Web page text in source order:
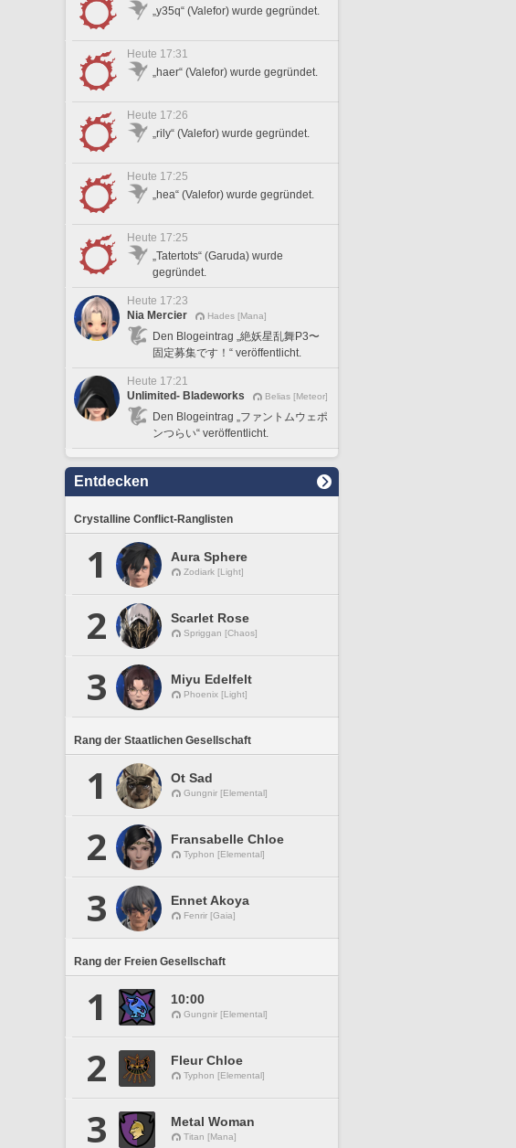
„y35q“ (Valefor) wurde gegründet.
Heute 17:31
„haer“ (Valefor) wurde gegründet.
Heute 17:26
„rily“ (Valefor) wurde gegründet.
Heute 17:25
„hea“ (Valefor) wurde gegründet.
Heute 17:25
„Tatertots“ (Garuda) wurde
gegründet.
Heute 17:23
Nia Mercier
Hades [Mana]
Den Blogeintrag „絶妖星乱舞P3〜
固定募集です！“ veröffentlicht.
Heute 17:21
Unlimited- Bladeworks
Belias [Meteor]
Den Blogeintrag „ファントムウェポ
ンつらい“ veröffentlicht.
Entdecken
Crystalline Conflict-Ranglisten
1 Aura Sphere
Zodiark [Light]
2 Scarlet Rose
Spriggan [Chaos]
3 Miyu Edelfelt
Phoenix [Light]
Rang der Staatlichen Gesellschaft
1 Ot Sad
Gungnir [Elemental]
2 Fransabelle Chloe
Typhon [Elemental]
3 Ennet Akoya
Fenrir [Gaia]
Rang der Freien Gesellschaft
1 10:00
Gungnir [Elemental]
2 Fleur Chloe
Typhon [Elemental]
3 Metal Woman
Titan [Mana]